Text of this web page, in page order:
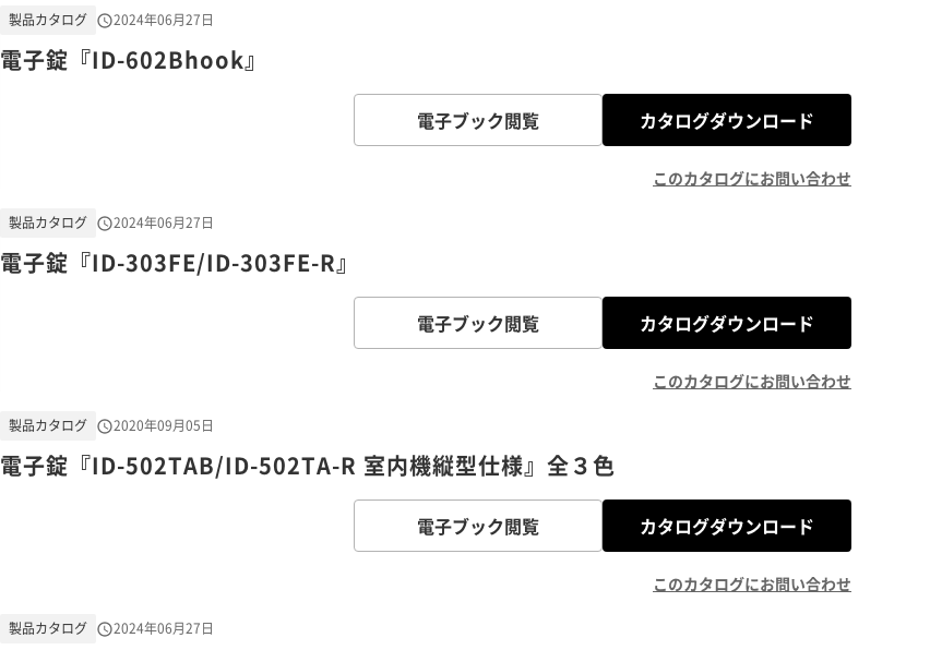
電子錠『ID-602Bhook』
製品カタログ 2024年06月27日
電子ブック閲覧 カタログダウンロード
このカタログにお問い合わせ
電子錠『ID-303FE/ID-303FE-R』
製品カタログ 2024年06月27日
電子ブック閲覧 カタログダウンロード
このカタログにお問い合わせ
電子錠『ID-502TAB/ID-502TA-R 室内機縦型仕様』全３色
製品カタログ 2020年09月05日
電子ブック閲覧 カタログダウンロード
このカタログにお問い合わせ
製品カタログ 2024年06月27日